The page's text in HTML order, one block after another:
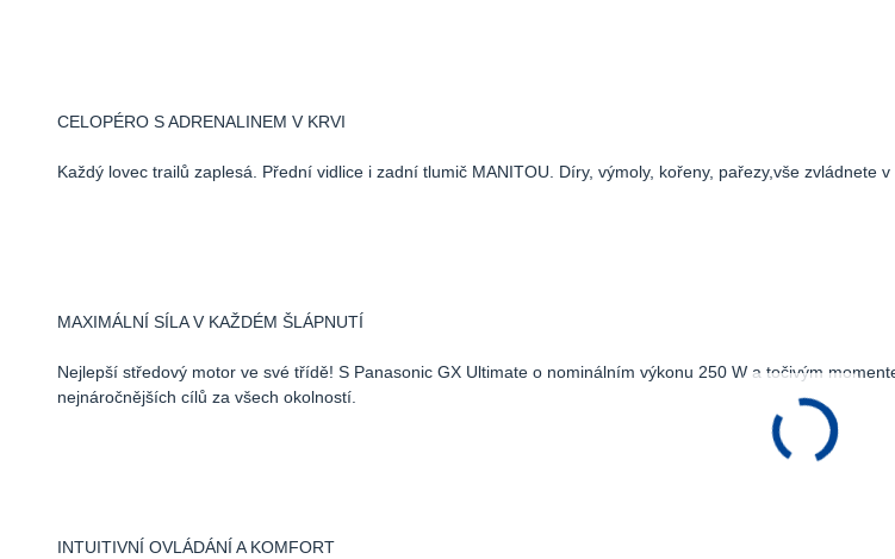
CELOPÉRO S ADRENALINEM V KRVI
Každý lovec trailů zaplesá. Přední vidlice i zadní tlumič MANITOU. Díry, výmoly, kořeny, pařezy,vše zvládnete
MAXIMÁLNÍ SÍLA V KAŽDÉM ŠLÁPNUTÍ
Nejlepší středový motor ve své třídě! S Panasonic GX Ultimate o nominálním výkonu 250 W a točivým
nejnáročnějších cílů za všech okolností.
INTUITIVNÍ OVLÁDÁNÍ A KOMFORT